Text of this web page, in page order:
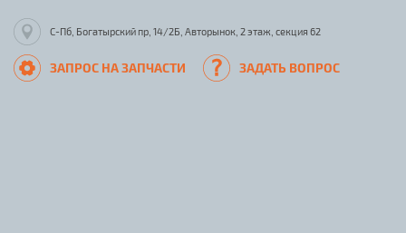
С-Пб, Богатырский пр, 14/2Б, Авторынок, 2 этаж, секция 62
ЗАПРОС НА ЗАПЧАСТИ ЗАДАТЬ ВОПРОС